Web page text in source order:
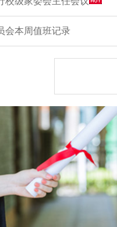
会本周值班记录